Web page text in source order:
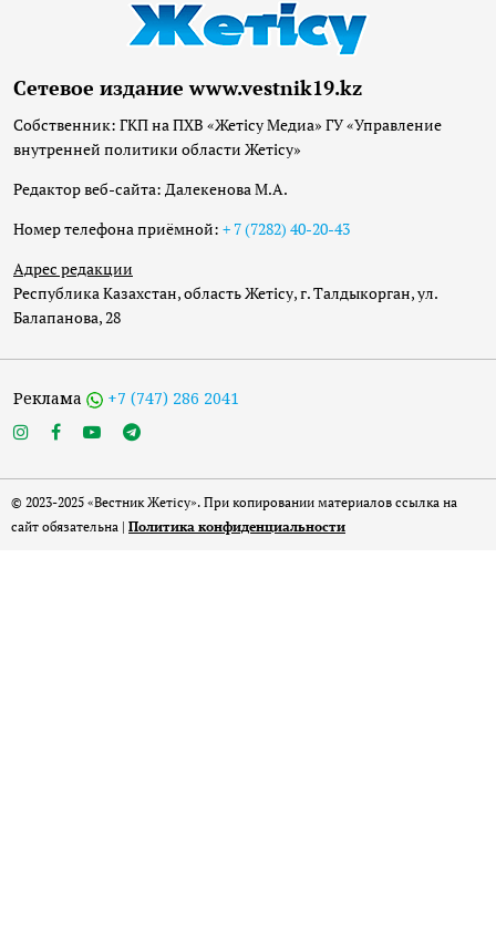
Сетевое издание www.vestnik19.kz
Собственник: ГКП на ПХВ «Жетісу Медиа» ГУ «Управление
внутренней политики области Жетісу»
Редактор веб-сайта: Далекенова М.А.
Номер телефона приёмной: + 7 (7282) 40-20-43
Адрес редакции
Республика Казахстан, область Жетісу, г. Талдыкорган, ул.
Балапанова, 28
Реклама +7 (747) 286 2041
© 2023-2025 «Вестник Жетісу». При копировании материалов ссылка на
сайт обязательна | Политика конфиденциальности